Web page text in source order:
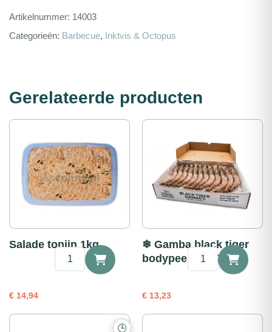
Artikelnummer: 14003
Categorieën: Barbecue, Inktvis & Octopus
Gerelateerde producten
Salade tonijn 1kg
€ 14,94
tonijn
❄ Gamba black tiger
bodypeel 16-20 1kg
€ 13,23
Gamba
16-
🕒